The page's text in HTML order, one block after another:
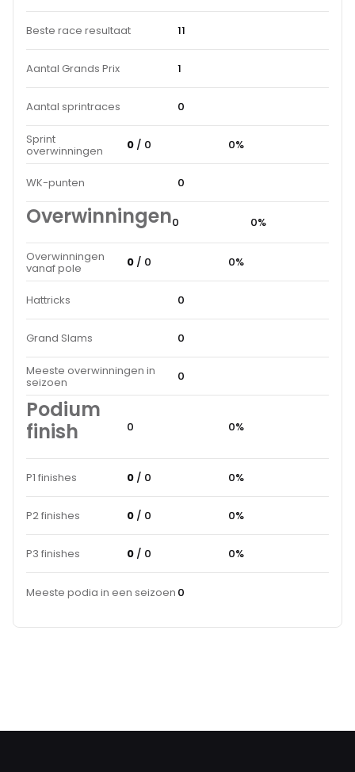
Beste race resultaat 11
Aantal Grands Prix 1
Aantal sprintraces 0
Sprint
overwinningen 0 / 0 0%
WK-punten 0
Overwinningen0 0%
Overwinningen
vanaf pole 0 / 0 0%
Hattricks 0
Grand Slams 0
Meeste overwinningen in
seizoen 0
Podium
finish
0 0%
P1 finishes 0 / 0 0%
P2 finishes 0 / 0 0%
P3 finishes 0 / 0 0%
Meeste podia in een seizoen 0